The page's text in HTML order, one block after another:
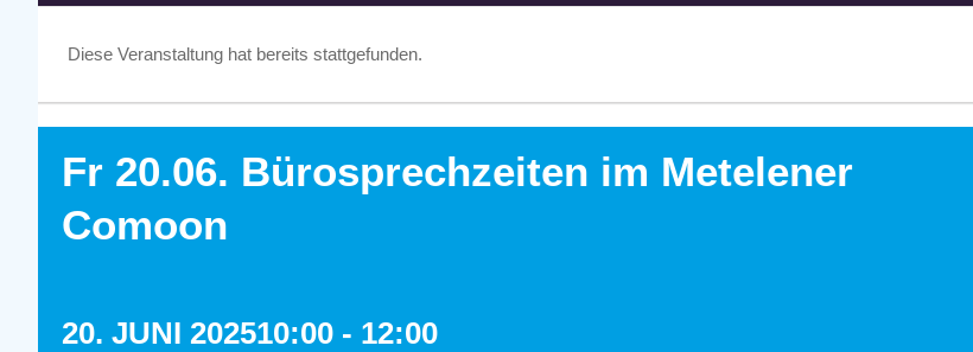
Diese Veranstaltung hat bereits stattgefunden.
Fr 20.06. Bürosprechzeiten im Metelener
Comoon
20. JUNI 202510:00 - 12:00